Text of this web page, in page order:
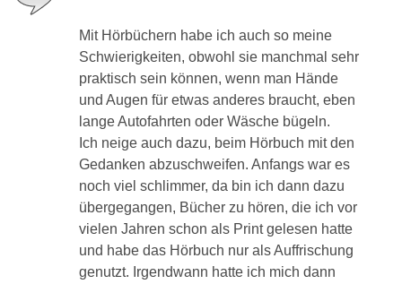
Mit Hörbüchern habe ich auch so meine
Schwierigkeiten, obwohl sie manchmal sehr
praktisch sein können, wenn man Hände
und Augen für etwas anderes braucht, eben
lange Autofahrten oder Wäsche bügeln.
Ich neige auch dazu, beim Hörbuch mit den
Gedanken abzuschweifen. Anfangs war es
noch viel schlimmer, da bin ich dann dazu
übergegangen, Bücher zu hören, die ich vor
vielen Jahren schon als Print gelesen hatte
und habe das Hörbuch nur als Auffrischung
genutzt. Irgendwann hatte ich mich dann